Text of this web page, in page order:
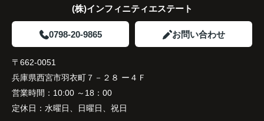
(株)インフィニティエステート
0798-20-9865 お問い合わせ
〒662-0051
兵庫県西宮市羽衣町７－２８ ー４Ｆ
営業時間： 10:00 ～18：00
定休日： 水曜日、日曜日、祝日